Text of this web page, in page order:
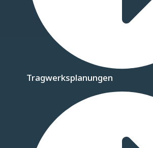
Tragwerksplanungen